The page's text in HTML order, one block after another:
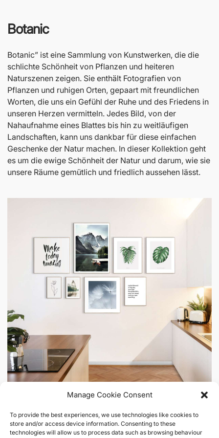
Manage Cookie Consent
To provide the best experiences, we use technologies like cookies to
store and/or access device information. Consenting to these
technologies will allow us to process data such as browsing behaviour
Botanic
Botanic” ist eine Sammlung von Kunstwerken, die die
schlichte Schönheit von Pflanzen und heiteren
Naturszenen zeigen. Sie enthält Fotografien von
Pflanzen und ruhigen Orten, gepaart mit freundlichen
Worten, die uns ein Gefühl der Ruhe und des Friedens in
unseren Herzen vermitteln. Jedes Bild, von der
Nahaufnahme eines Blattes bis hin zu weitläufigen
Landschaften, kann uns dankbar für diese einfachen
Geschenke der Natur machen. In dieser Kollektion geht
es um die ewige Schönheit der Natur und darum, wie sie
unsere Räume gemütlich und friedlich aussehen lässt.
Botanical Moments